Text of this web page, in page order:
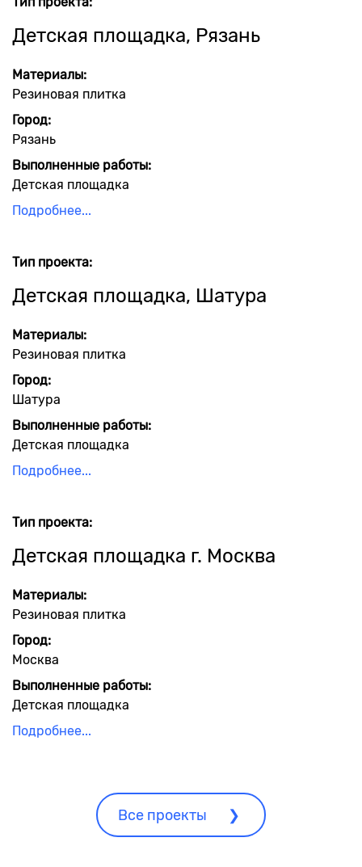
Детская площадка, Рязань
Материалы:
Резиновая плитка
Город:
Рязань
Выполненные работы:
Детская площадка
Подробнее...
Тип проекта:
Детская площадка, Шатура
Материалы:
Резиновая плитка
Город:
Шатура
Выполненные работы:
Детская площадка
Подробнее...
Тип проекта:
Детская площадка г. Москва
Материалы:
Резиновая плитка
Город:
Москва
Выполненные работы:
Детская площадка
Подробнее...
Все проекты